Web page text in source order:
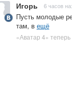
Игорь 6 часов
Пусть молодые
там, в ещё